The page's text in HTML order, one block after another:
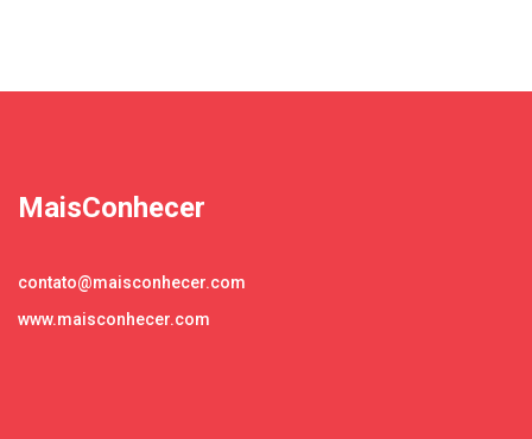
MaisConhecer
contato@maisconhecer.com
www.maisconhecer.com